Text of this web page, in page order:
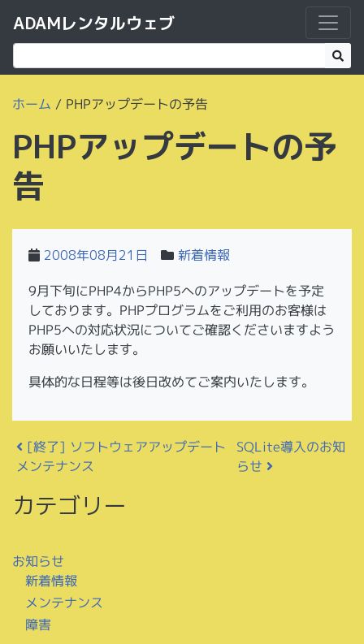
ADAMレンタルウェブ
ホーム / PHPアップデートの予告
PHPアップデートの予
告
2008年08月21日 新着情報
9月下旬にPHP4からPHP5へのアップデートを予定
しております。PHPプログラムをご利用のお客様は
PHP5への対応状況についてご確認くださいますよう
お願いいたします。
具体的な日程等は後日改めてご案内いたします。
投稿ナビゲーション
[終了] ソフトウェアアップデート
メンテナンス
SQLite導入のお知
らせ
カテゴリー
お知らせ
新着情報
メンテナンス
障害